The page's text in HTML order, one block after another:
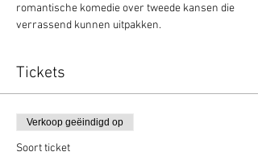
romantische komedie over tweede kansen die
verrassend kunnen uitpakken.
Tickets
Verkoop geëindigd op
Soort ticket